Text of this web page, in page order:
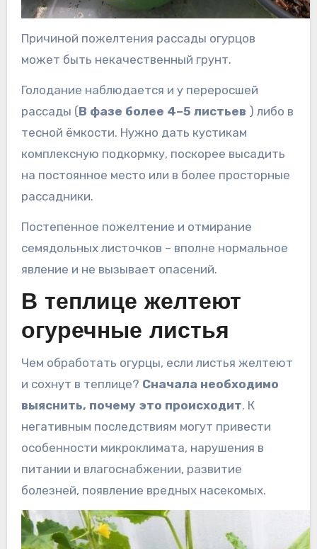
Причиной пожелтения рассады огурцов
может быть некачественный грунт.
Голодание наблюдается и у переросшей
рассады (В фазе более 4–5 листьев ) либо в
тесной ёмкости. Нужно дать кустикам
комплексную подкормку, поскорее высадить
на постоянное место или в более просторные
рассадники.
Постепенное пожелтение и отмирание
семядольных листочков – вполне нормальное
явление и не вызывает опасений.
В теплице желтеют
огуречные листья
Чем обработать огурцы, если листья желтеют
и сохнут в теплице? Сначала необходимо
выяснить, почему это происходит. К
негативным последствиям могут привести
особенности микроклимата, нарушения в
питании и влагоснабжении, развитие
болезней, появление вредных насекомых.